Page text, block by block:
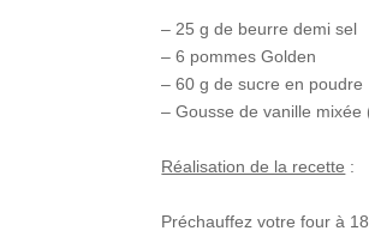
– 25 g de beurre demi sel
– 6 pommes Golden
– 60 g de sucre en poudre
– Gousse de vanille mixée
Réalisation de la recette :
Préchauffez votre four à